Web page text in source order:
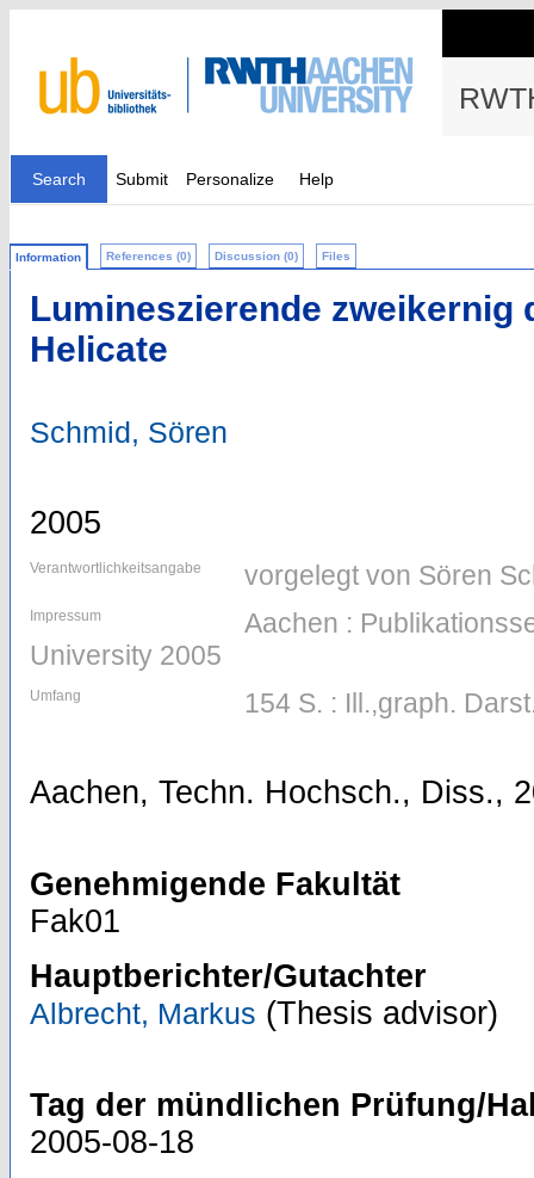
Search Submit Personalize Help
Information References (0) Discussion (0) Files
Lumineszierende zweikernig
Helicate
Schmid, Sören
2005
Verantwortlichkeitsangabe vorgelegt von Sören
Impressum
Aachen :
University 2005
Umfang 154 S. : Ill.,graph.
Aachen, Techn. Hochsch., Diss.,
Genehmigende Fakultät
Fak01
Hauptberichter/Gutachter
Albrecht, Markus (Thesis advisor)
Tag der mündlichen Prüfung/
2005-08-18